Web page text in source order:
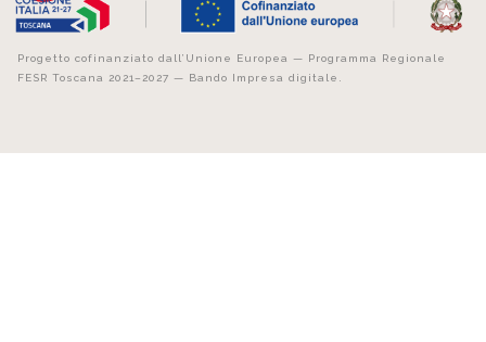
Progetto cofinanziato dall’Unione Europea — Programma Regionale
FESR Toscana 2021–2027 — Bando Impresa digitale.